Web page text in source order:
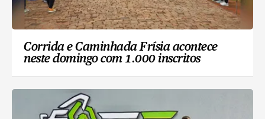
Corrida e Caminhada Frísia acontece
neste domingo com 1.000 inscritos